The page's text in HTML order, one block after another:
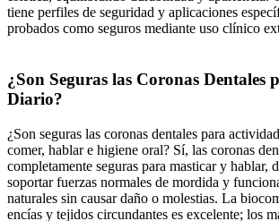
tiene perfiles de seguridad y aplicaciones
probados como seguros mediante uso clínico
¿Son Seguras las Coronas Dentales
Diario?
¿Son seguras las coronas dentales para
comer, hablar e higiene oral? Sí, las coronas
completamente seguras para masticar y hablar,
soportar fuerzas normales de mordida y
naturales sin causar daño o molestias. La
encías y tejidos circundantes es excelente; los